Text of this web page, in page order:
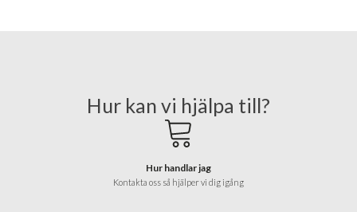
Hur kan vi hjälpa till?
Hur handlar jag
Kontakta oss så hjälper vi dig igång